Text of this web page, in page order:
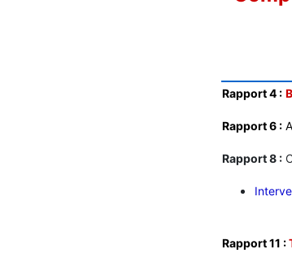
Rapport 4 :
Rapport 6 :
Rapport 8 :
Rapport 11 :